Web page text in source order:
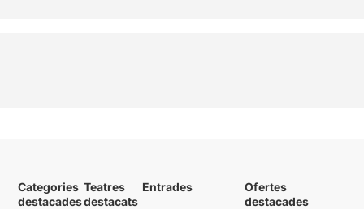
Categories
destacades
Teatres
destacats
Entrades
Ofertes
destacades